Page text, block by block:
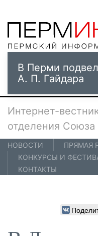
В Перми
А. П. Гайдара
Интернет-
отделения
НОВОСТИ ПРЯМАЯ
КОНКУРСЫ И
КОНТАКТЫ